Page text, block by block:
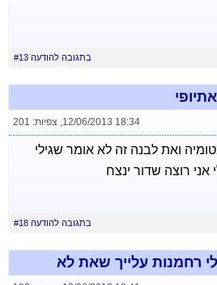
בתגובה להודעה #13
12/06/2013 18:34
, צפיות: 201
ואת לבנה זה לא אומר שגילי
רוצה שדור ינצח
בתגובה להודעה #18
רחמנות עלייך שאת לא